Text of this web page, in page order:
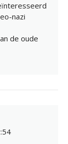
nazi
de oude